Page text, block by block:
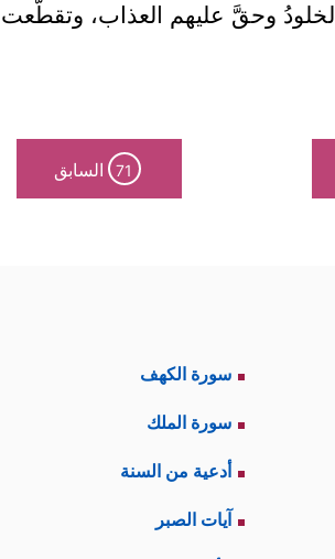
وحقَّ عليهم العذاب، وتقطَّعت
71 السابق
سورة الكهف
سورة الملك
أدعية من السنة
آيات الصبر